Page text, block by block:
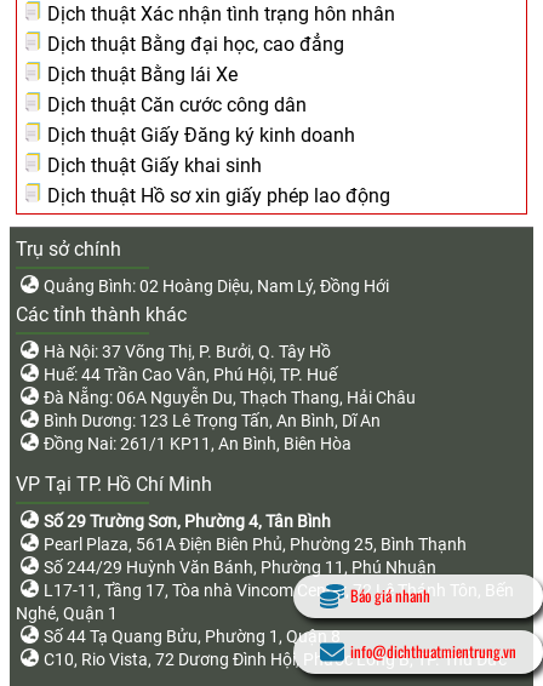
Dịch thuật Xác nhận tình trạng hôn nhân
Dịch thuật Bằng đại học, cao đẳng
Dịch thuật Bằng lái Xe
Dịch thuật Căn cước công dân
Dịch thuật Giấy Đăng ký kinh doanh
Dịch thuật Giấy khai sinh
Dịch thuật Hồ sơ xin giấy phép lao động
Trụ sở chính
Quảng Bình: 02 Hoàng Diệu, Nam Lý, Đồng Hới
Các tỉnh thành khác
Hà Nội: 37 Võng Thị, P. Bưởi, Q. Tây Hồ
Huế: 44 Trần Cao Vân, Phú Hội, TP. Huế
Đà Nẵng: 06A Nguyễn Du, Thạch Thang, Hải Châu
Bình Dương: 123 Lê Trọng Tấn, An Bình, Dĩ An
Đồng Nai: 261/1 KP11, An Bình, Biên Hòa
VP Tại TP. Hồ Chí Minh
Số 29 Trường Sơn, Phường 4, Tân Bình
Pearl Plaza, 561A Điện Biên Phủ, Phường 25, Bình Thạnh
Số 244/29 Huỳnh Văn Bánh, Phường 11, Phú Nhuận
L17-11, Tầng 17, Tòa nhà Vincom Center, 72 Lê Thánh Tôn, Bến
Nghé, Quận 1
Số 44 Tạ Quang Bửu, Phường 1, Quận 8
C10, Rio Vista, 72 Dương Đình Hội, Phước Long B, TP. Thủ Đức
Báo giá nhanh
info@dichthuatmientrung.vn